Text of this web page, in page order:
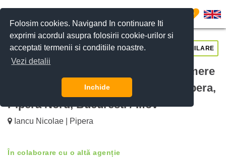
Folosim cookies. Navigand In continuare Iti
exprimi acordul asupra folosirii cookie-urilor si
acceptati termenii si conditiile noastre.
Vezi detalii
Inchide
0
De inchiriat Vilă Spațioasă Cu 6 Camere
Și Curte Privată Oxford Gardens Pipera,
Pipera Nord, Bucuresti / Ilfov
Iancu Nicolae | Pipera
În colaborare cu o altă agenție
CERE DETALII SUNĂ-NE SIMILARE